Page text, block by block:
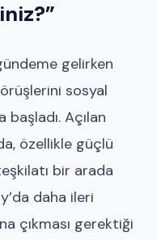
gelirken
sosyal
Açılan
özellikle güçlü
bir arada
daha ileri
çıkması gerektiği